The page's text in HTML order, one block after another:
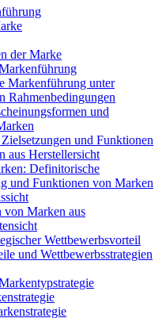
der Marke
Markenführung unter
Rahmenbedingungen
und
und Funktionen
aus Herstellersicht
Definitorische
und Funktionen von Marken
von Marken aus
Wettbewerbsvorteil
und Wettbewerbsstrategien